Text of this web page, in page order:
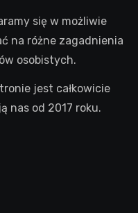
się w możliwie
na różne zagadnienia
osobistych.
jest całkowicie
nas od 2017 roku.